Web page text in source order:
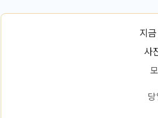
지
사